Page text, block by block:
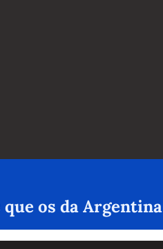
os da Argentina